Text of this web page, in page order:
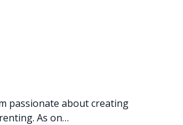
passionate about creating
As on…